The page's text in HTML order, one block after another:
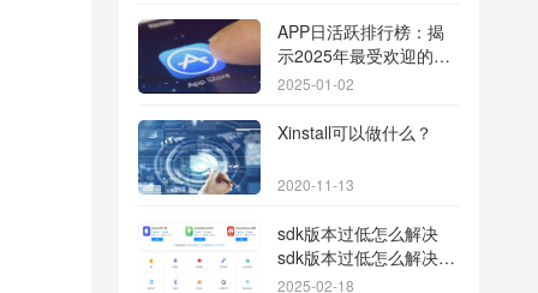
APP日活跃排行榜：揭
示2025年最受欢迎的应
用背后的秘密
2025-01-02
Xinstall可以做什么？
2020-11-13
sdk版本过低怎么解决
sdk版本过低怎么解决华
为
2025-02-18